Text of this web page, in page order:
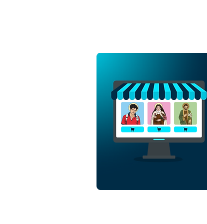
São Cristóvão da Lícia |
Download Grátis Vetor
Contorno Monocromático